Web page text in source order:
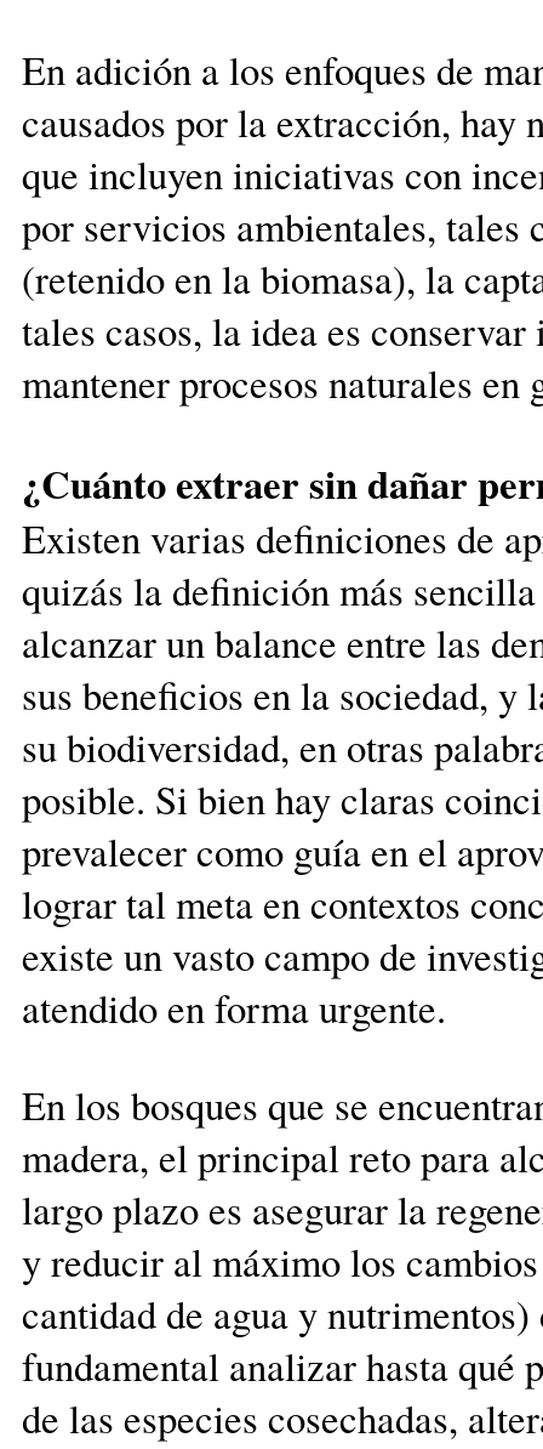
En adición a los enfoques de
causados por la extracción, hay
que incluyen iniciativas con
por servicios ambientales, tales
(retenido en la biomasa), la
tales casos, la idea es
mantener procesos naturales en
¿Cuánto extraer sin dañar
Existen varias definiciones de
quizás la definición más
alcanzar un balance entre las
sus beneficios en la sociedad, y
su biodiversidad, en otras
posible. Si bien hay claras
prevalecer como guía en el
lograr tal meta en contextos
existe un vasto campo de
atendido en forma urgente.
En los bosques que se
madera, el principal reto para
largo plazo es asegurar la
y reducir al máximo los
cantidad de agua y
fundamental analizar hasta qué
de las especies cosechadas,